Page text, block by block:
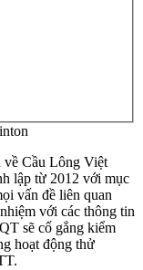
về Cầu Lông Việt
lập từ 2012 với mục
vấn đề liên quan
với các thông tin
sẽ cố gắng kiểm
hoạt động thử